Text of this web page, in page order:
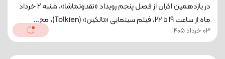
در یازدهمین اکران از فصل پنجم رویداد «نقدوتماشا»، شنبه 2 خرداد
ماه از ساعت 19 تا 22، فیلم سینمایی «تالکین» (Tolkien)، مح...
03 خرداد 1405